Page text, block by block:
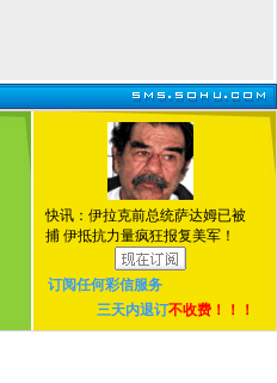
快讯：伊拉克前总统萨达姆已被
捕 伊抵抗力量疯狂报复美军！
订阅任何彩信服务
三天内退订不收费！！！